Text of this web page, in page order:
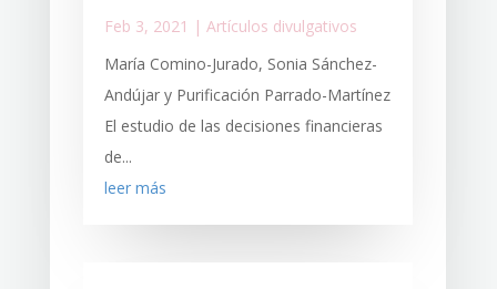
Feb 3, 2021 | Artículos divulgativos
María Comino-Jurado, Sonia Sánchez-
Andújar y Purificación Parrado-Martínez
El estudio de las decisiones financieras
de...
leer más